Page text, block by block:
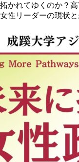
かれてゆくのか？
性リーダーの現状と